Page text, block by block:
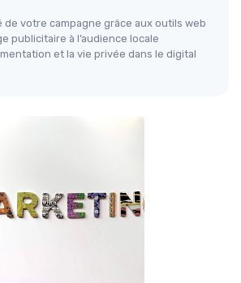
de votre campagne grâce aux outils web
publicitaire à l’audience locale
et la vie privée dans le digital